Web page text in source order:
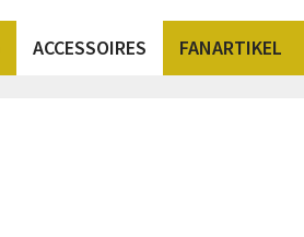
ACCESSOIRES FANARTIKEL